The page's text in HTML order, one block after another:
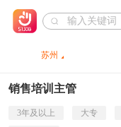
苏州
销售培训主管
3年及以上 大专